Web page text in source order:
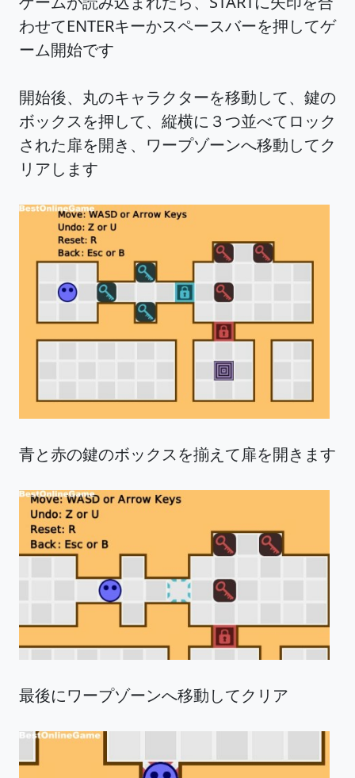
わせてENTERキーかスペースバーを押してゲ
ーム開始です
開始後、丸のキャラクターを移動して、鍵の
ボックスを押して、縦横に３つ並べてロック
された扉を開き、ワープゾーンへ移動してク
リアします
青と赤の鍵のボックスを揃えて扉を開きます
最後にワープゾーンへ移動してクリア